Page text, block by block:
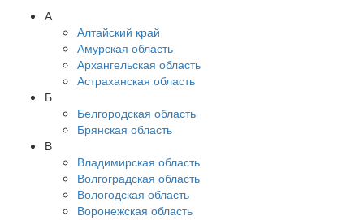
А
Алтайский край
Амурская область
Архангельская область
Астраханская область
Б
Белгородская область
Брянская область
В
Владимирская область
Волгоградская область
Вологодская область
Воронежская область